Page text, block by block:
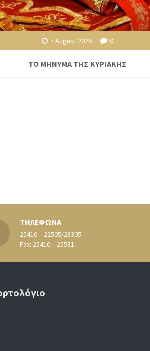
7 August 2026 0
ΤΟ ΜΗΝΥΜΑ ΤΗΣ ΚΥΡΙΑΚΗΣ
ΤΗΛΕΦΩΝΑ
25410 – 22505/28305
Fax: 25410 – 25581